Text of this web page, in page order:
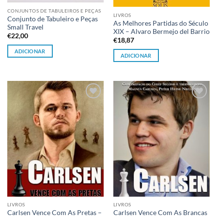
CONJUNTOS DE TABULEIROS E PEÇAS
Conjunto de Tabuleiro e Peças
Small Travel
€22,00
ADICIONAR
LIVROS
As Melhores Partidas do Século
XIX – Alvaro Bermejo del Barrio
€18,87
ADICIONAR
Adicionar
à lista de
desejos
LIVROS
Carlsen Vence Com As Pretas –
Adicionar
à lista de
desejos
LIVROS
Carlsen Vence Com As Brancas